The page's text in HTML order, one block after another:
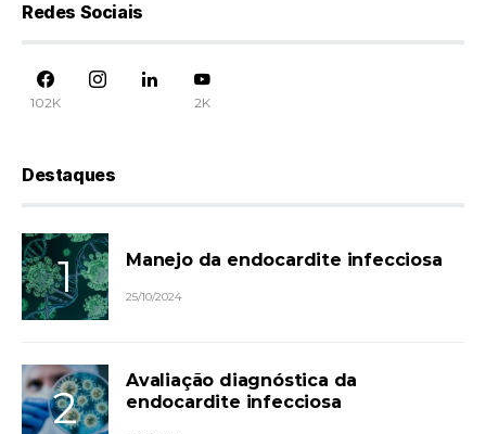
Redes Sociais
102K 2K
Destaques
Manejo da endocardite infecciosa
25/10/2024
Avaliação diagnóstica da
endocardite infecciosa